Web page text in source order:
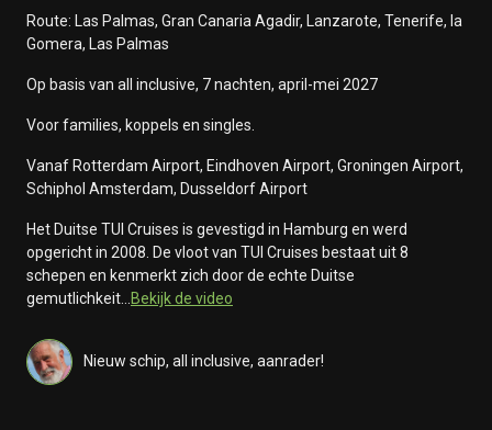
Route: Las Palmas, Gran Canaria Agadir, Lanzarote, Tenerife, la
Gomera, Las Palmas
Op basis van all inclusive, 7 nachten, april-mei 2027
Voor families, koppels en singles.
Vanaf Rotterdam Airport, Eindhoven Airport, Groningen Airport,
Schiphol Amsterdam, Dusseldorf Airport
Het Duitse TUI Cruises is gevestigd in Hamburg en werd
opgericht in 2008. De vloot van TUI Cruises bestaat uit 8
schepen en kenmerkt zich door de echte Duitse
gemutlichkeit... Bekijk de video
Nieuw schip, all inclusive, aanrader!